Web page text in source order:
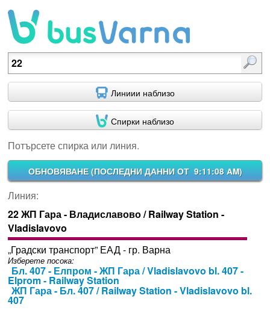
Потърсете спирка или линия.
Линиии наблизо
Спирки наблизо
Потърсете спирка или линия.
ОБНОВЯВАНЕ (ПОСЛЕДНИ ДАННИ ОТ 9:11:08 AM)
Линия:
22 ЖП Гара - Владиславово / Railway Station -
Vladislavovo
„Градски транспорт” ЕАД - гр. Варна
Изберете посока:
Бл. 407 - Елпром - ЖП Гара / Vladislavovo bl. 407 -
Elprom - Railway Station
ЖП Гара - Бл. 407 / Railway Station - Vladislavovo bl.
407